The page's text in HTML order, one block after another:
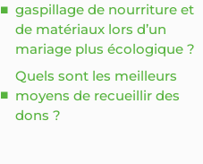
gaspillage de nourriture et
de matériaux lors d’un
mariage plus écologique ?
Quels sont les meilleurs
moyens de recueillir des
dons ?